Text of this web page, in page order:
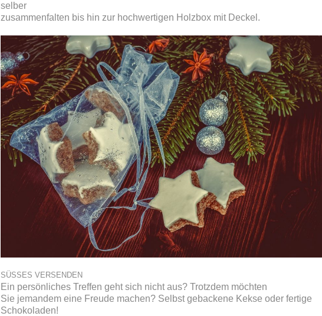
selber
zusammenfalten bis hin zur hochwertigen Holzbox mit Deckel.
SÜSSES VERSENDEN
Ein persönliches Treffen geht sich nicht aus? Trotzdem möchten
Sie jemandem eine Freude machen? Selbst gebackene Kekse oder fertige
Schokoladen!